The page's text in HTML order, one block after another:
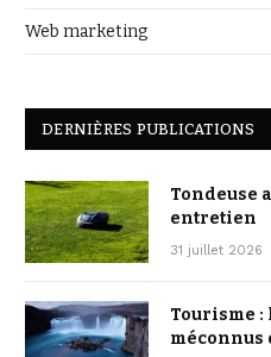
Web marketing
DERNIÈRES PUBLICATIONS
Tondeuse
entretien
31 juillet 2026
Tourisme :
méconnus